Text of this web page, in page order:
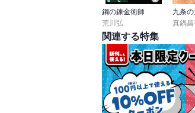
鋼の錬金術師
荒川弘
九条
真鍋昌
関連する特集